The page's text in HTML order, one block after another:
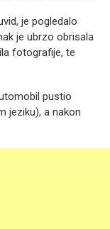
je pogledalo
je ubrzo obrisala
fotografije, te
pustio
jeziku), a nakon